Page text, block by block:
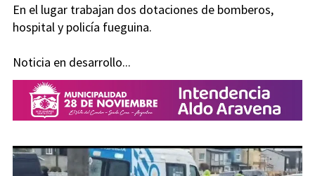
En el lugar trabajan dos dotaciones de bomberos,
hospital y policía fueguina.
Noticia en desarrollo...